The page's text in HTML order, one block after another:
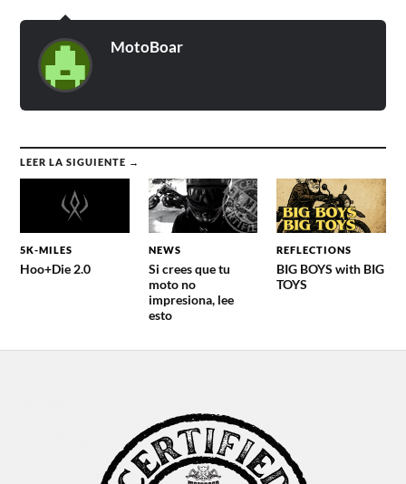
MotoBoar
LEER LA SIGUIENTE →
5K-MILES
Hoo+Die 2.0
NEWS
Si crees que tu
moto no
impresiona, lee
esto
REFLECTIONS
BIG BOYS with BIG
TOYS